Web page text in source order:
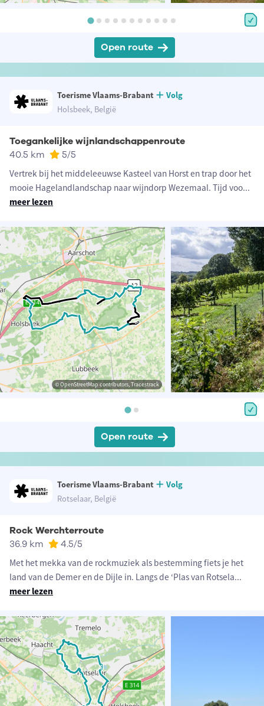
Open route
Toerisme Vlaams-Brabant
Volg
Holsbeek, België
Toegankelijke wijnlandschappenroute
40.5 km 5/5
Vertrek bij het middeleeuwse Kasteel van Horst en trap door het
mooie Hagelandlandschap naar wijndorp Wezemaal. Tijd voo...
meer lezen
© OpenStreetMap contributors, Tracestrack
Open route
Toerisme Vlaams-Brabant
Volg
Rotselaar, België
Rock Werchterroute
36.9 km 4.5/5
Met het mekka van de rockmuziek als bestemming fiets je het
land van de Demer en de Dijle in. Langs de ‘Plas van Rotsela...
meer lezen